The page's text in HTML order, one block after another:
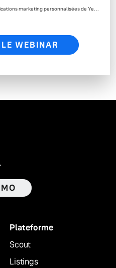
marketing personnalisées de Yext
événements, offres, enquêtes et
WEBINAR
Plateforme
Scout
Listings